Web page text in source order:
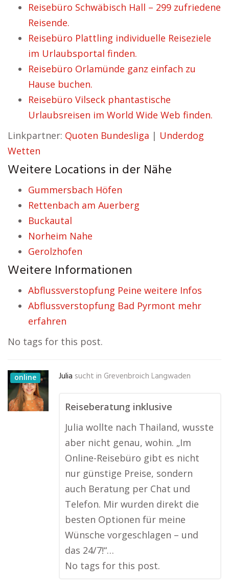
Reisebüro Schwäbisch Hall – 299 zufriedene
Reisende.
Reisebüro Plattling individuelle Reiseziele
im Urlaubsportal finden.
Reisebüro Orlamünde ganz einfach zu
Hause buchen.
Reisebüro Vilseck phantastische
Urlaubsreisen im World Wide Web finden.
Linkpartner: Quoten Bundesliga | Underdog
Wetten
Weitere Locations in der Nähe
Gummersbach Höfen
Rettenbach am Auerberg
Buckautal
Norheim Nahe
Gerolzhofen
Weitere Informationen
Abflussverstopfung Peine weitere Infos
Abflussverstopfung Bad Pyrmont mehr
erfahren
No tags for this post.
online Julia sucht in Grevenbroich Langwaden
Reiseberatung inklusive
Julia wollte nach Thailand, wusste
aber nicht genau, wohin. „Im
Online-Reisebüro gibt es nicht
nur günstige Preise, sondern
auch Beratung per Chat und
Telefon. Mir wurden direkt die
besten Optionen für meine
Wünsche vorgeschlagen – und
das 24/7!“…
No tags for this post.